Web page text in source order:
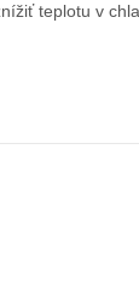
teplotu v